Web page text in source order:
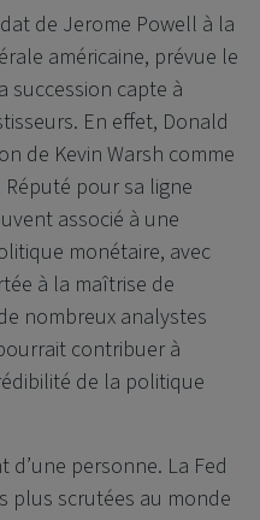
de Jerome Powell à la
américaine, prévue le
succession capte à
En effet, Donald
de Kevin Warsh comme
pour sa ligne
associé à une
monétaire, avec
à la maîtrise de
nombreux analystes
contribuer à
de la politique
d’une personne. La Fed
plus scrutées au monde